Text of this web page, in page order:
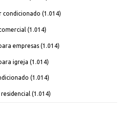
condicionado (1.014)
(1.014)
empresas (1.014)
igreja (1.014)
(1.014)
(1.014)